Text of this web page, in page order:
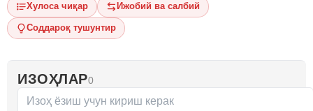
Хулоса чиқар Ижобий ва салбий
Соддароқ тушунтир
ИЗОҲЛАР0